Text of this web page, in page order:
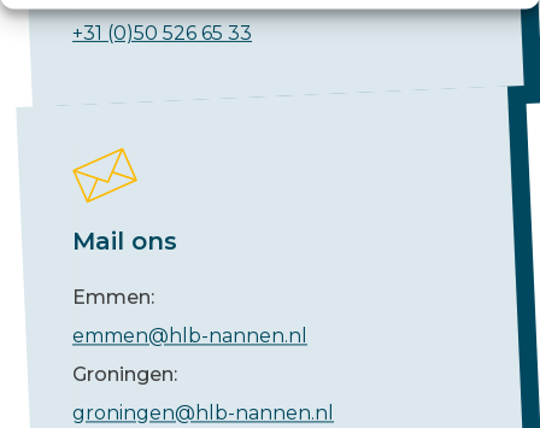
+31 (0)50 526 65 33
Mail ons
Emmen:
emmen@hlb-nannen.nl
Groningen:
groningen@hlb-nannen.nl